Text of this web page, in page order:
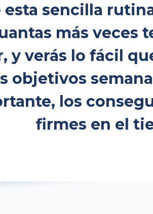
esta sencilla
más veces
y verás lo fácil
objetivos
los
firmes en el